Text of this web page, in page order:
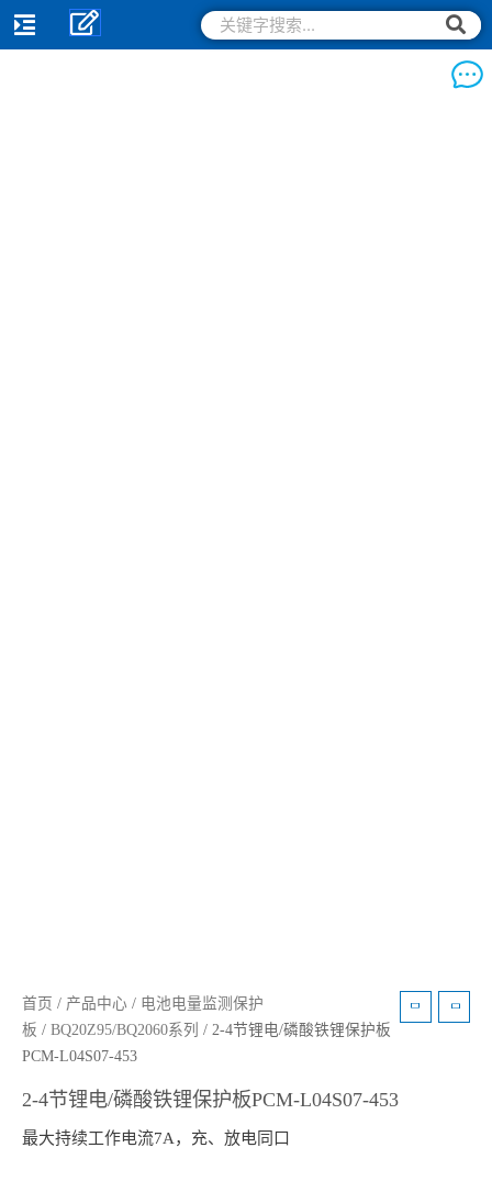
跳
至
搜
索
搜
索
首页 / 产品中心 / 电池电量监测保护
板 / BQ20Z95/BQ2060系列 / 2-4节锂电/磷酸铁锂保护板
PCM-L04S07-453
2-4节锂电/磷酸铁锂保护板PCM-L04S07-453
最大持续工作电流7A，充、放电同口